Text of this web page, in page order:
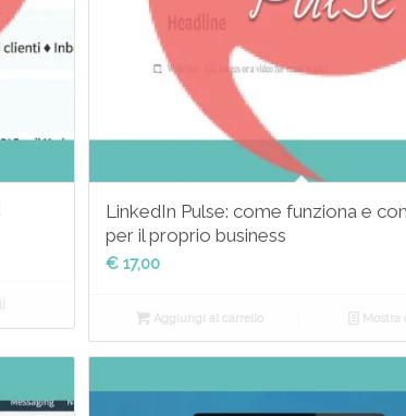
LinkedIn Pulse: come funziona e
per il proprio business
€ 17,00
Aggiungi al carrello Mostra